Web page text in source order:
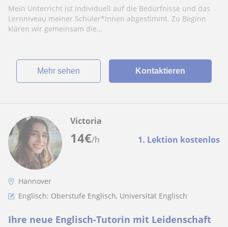
Mein Unterricht ist individuell auf die Bedürfnisse und das
Lernniveau meiner Schüler*innen abgestimmt. Zu Beginn
klären wir gemeinsam die...
Mehr sehen Kontaktieren
14€/h 1. Lektion kostenlos
Victoria
Hannover
Englisch: Oberstufe Englisch, Universität Englisch
Ihre neue Englisch-Tutorin mit Leidenschaft